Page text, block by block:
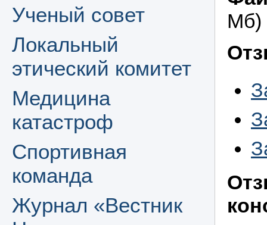
Ученый совет
Локальный
этический комитет
Медицина
катастроф
Спортивная
команда
Журнал «Вестник
Мб)